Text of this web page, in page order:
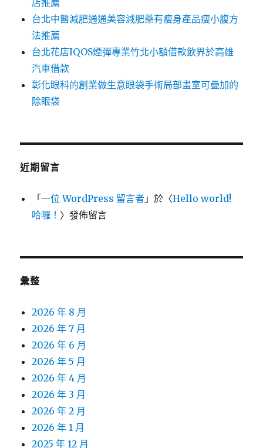
店推薦
台北中醫減肥通通美容減肥藥有瘦身產品瘦小腹方
法推薦
台北花店IQOS煙彈專業竹北小額借款飲界於高雄
汽車借款
彰化眼科的創業做生意眼袋手術局部畫室可疊加的
除眼袋
近期留言
「一位 WordPress 留言者 」於〈Hello world!
哈囉！ 〉發佈留言
彙整
2026 年 8 月
2026 年 7 月
2026 年 6 月
2026 年 5 月
2026 年 4 月
2026 年 3 月
2026 年 2 月
2026 年 1 月
2025 年 12 月